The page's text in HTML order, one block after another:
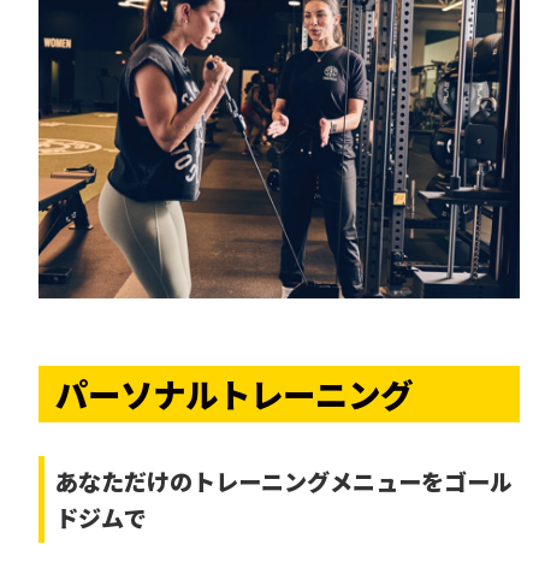
パーソナルトレーニング
あなただけの トレーニングメニューをゴール
ドジムで